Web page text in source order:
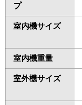
プ
室内機サイズ
室内機重量
室外機サイズ